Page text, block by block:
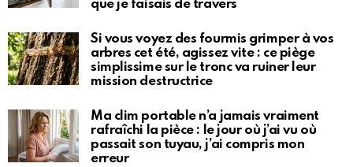
que je faisais de travers
Si vous voyez des fourmis grimper à vos
arbres cet été, agissez vite : ce piège
simplissime sur le tronc va ruiner leur
mission destructrice
Ma clim portable n’a jamais vraiment
rafraîchi la pièce : le jour où j’ai vu où
passait son tuyau, j’ai compris mon
erreur